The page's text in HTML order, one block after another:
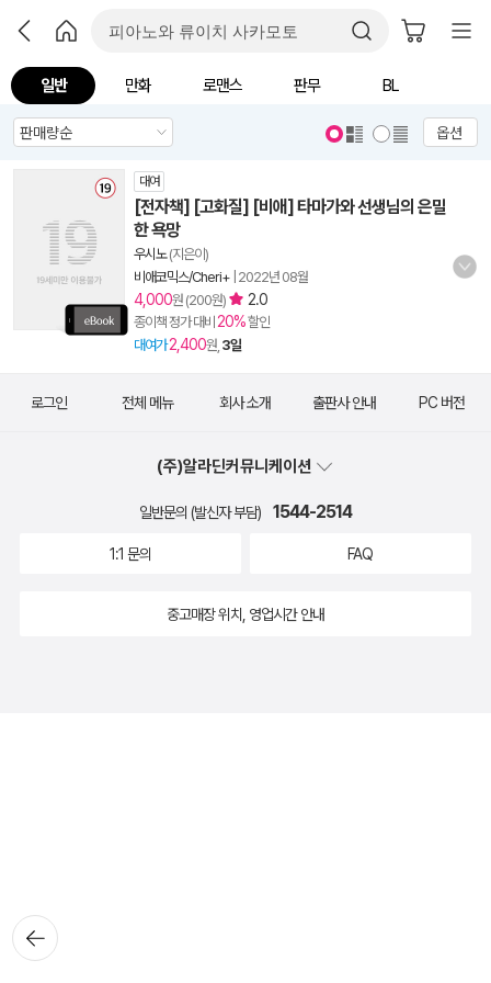
일반 만화 로맨스 판무 BL
옵션
대여
[전자책] [고화질] [비애] 타마가와 선생님의 은밀
한 욕망
우시노(지은이)
비애코믹스/Cheri+ 2022년 08월
4,000원 (200원) 2.0
종이책 정가 대비 20%할인
대여가 2,400원, 3일
뒤로가
기
로그인 전체 메뉴 회사 소개 출판사 안내 PC 버전
(주)알라딘커뮤니케이션
일반문의 (발신자 부담) 1544-2514
1:1 문의 FAQ
중고매장 위치, 영업시간 안내